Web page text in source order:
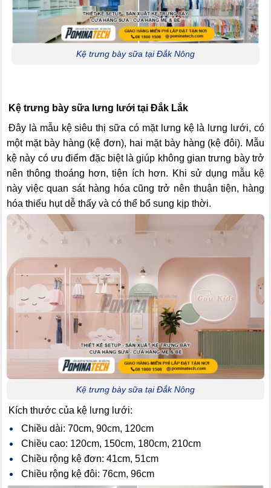
Kệ trưng bày sữa tại Đắk Nông
Kệ trưng bày sữa lưng lưới tại Đắk Lắk
Đây là mẫu kệ siêu thị sữa có mặt lưng kệ là lưng lưới, có
một mặt bày hàng (kệ đơn), hai mặt bày hàng (kệ đôi). Mẫu
kệ này có ưu điểm đặc biệt là giúp không gian trưng bày trở
nên thông thoáng hơn, tiện ích hơn. Khi sử dụng mẫu kệ
này việc quan sát hàng hóa cũng trở nên thuận tiện, hàng
hóa thiếu hụt dễ thấy và có thể bổ sung kịp thời.
Kệ trưng bày sữa tại Đắk Nông
Kích thước của kệ lưng lưới:
Chiều dài: 70cm, 90cm, 120cm
Chiều cao: 120cm, 150cm, 180cm, 210cm
Chiều rộng kệ đơn: 41cm, 51cm
Chiều rộng kệ đôi: 76cm, 96cm